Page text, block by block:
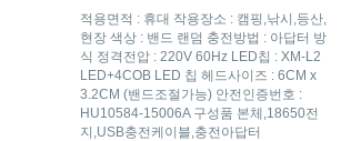
적용면적 : 휴대 작용장소 : 캠핑,낚시,등산,
현장 색상 : 밴드 랜덤 충전방법 : 아답터 방
식 정격전압 : 220V 60Hz LED칩 : XM-L2
LED+4COB LED 칩 헤드사이즈 : 6CM x
3.2CM (밴드조절가능) 안전인증번호 :
HU10584-15006A 구성품 본체,18650전
지,USB충전케이블,충전아답터